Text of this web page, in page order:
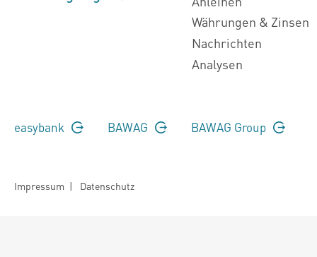
Währungen & Zinsen
Nachrichten
Analysen
easybank BAWAG BAWAG Group
Impressum | Datenschutz